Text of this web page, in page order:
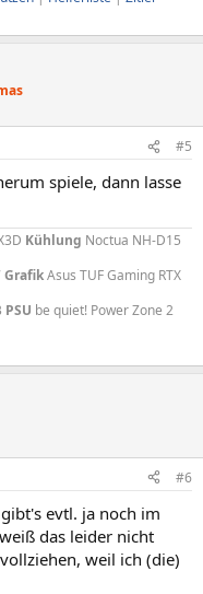
#5
spiele, dann lasse
Kühlung Noctua NH-D15
GrafikAsus TUF Gaming RTX
PSU be quiet! Power Zone 2
#6
evtl. ja noch im
das leider nicht
weil ich (die)